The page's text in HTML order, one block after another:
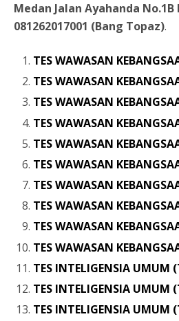
Medan Jalan Ayahanda No.1B
081262017001 (Bang Topaz).
TES WAWASAN
TES WAWASAN
TES WAWASAN
TES WAWASAN
TES WAWASAN
TES WAWASAN
TES WAWASAN
TES WAWASAN
TES WAWASAN
TES WAWASAN
TES INTELIGENSIA UMUM
TES INTELIGENSIA UMUM
TES INTELIGENSIA UMUM